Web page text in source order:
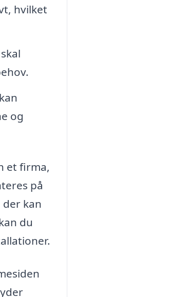
hvilket
og
et firma,
på
kan
du